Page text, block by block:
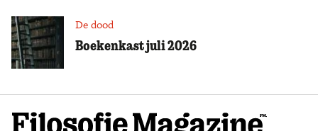
De dood
Boekenkast juli 2026